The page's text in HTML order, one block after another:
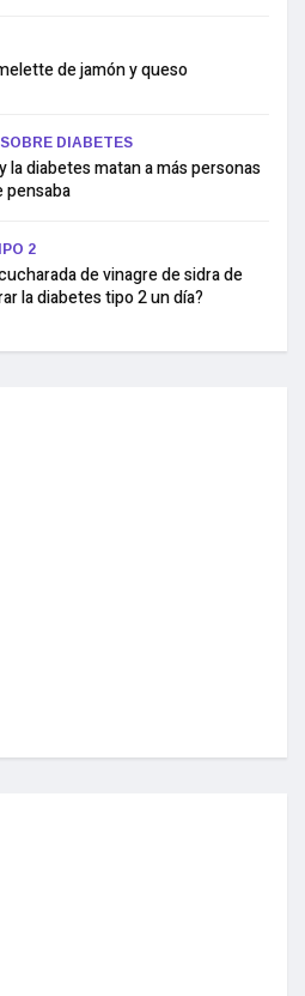
de jamón y queso
DIABETES
la diabetes matan a más personas
pensaba
2
de vinagre de sidra de
la diabetes tipo 2 un día?